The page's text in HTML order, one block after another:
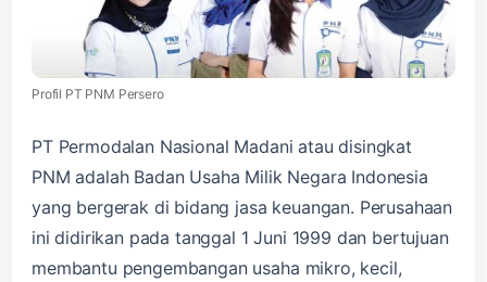
Profil PT PNM Persero
PT Permodalan Nasional Madani atau disingkat
PNM adalah Badan Usaha Milik Negara Indonesia
yang bergerak di bidang jasa keuangan. Perusahaan
ini didirikan pada tanggal 1 Juni 1999 dan bertujuan
membantu pengembangan usaha mikro, kecil,